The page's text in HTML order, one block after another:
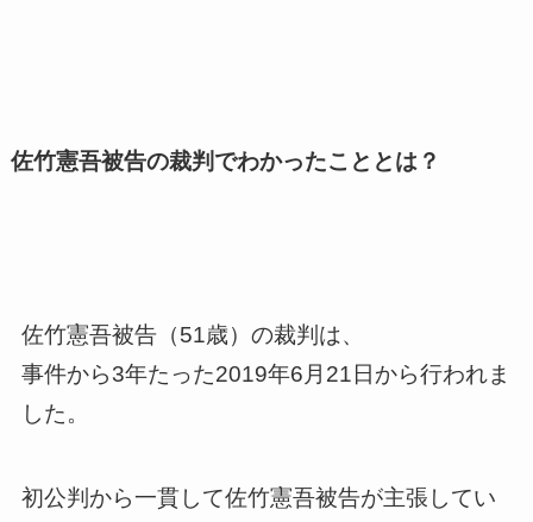
佐竹憲吾被告の裁判でわかったこととは？
佐竹憲吾被告（51歳）の裁判は、
事件から3年たった2019年6月21日から行われま
した。
初公判から一貫して佐竹憲吾被告が主張してい